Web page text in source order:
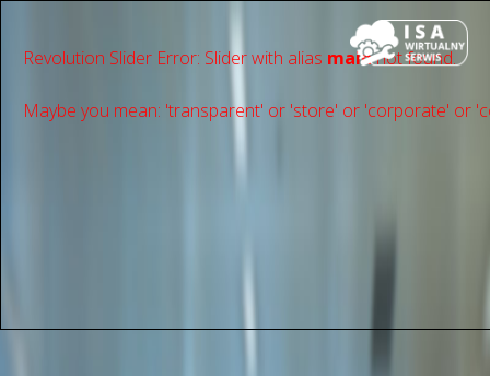
Revolution Slider Error: Slider with alias mainnot found.
Maybe you mean: 'transparent' or 'store' or 'сorporate' or